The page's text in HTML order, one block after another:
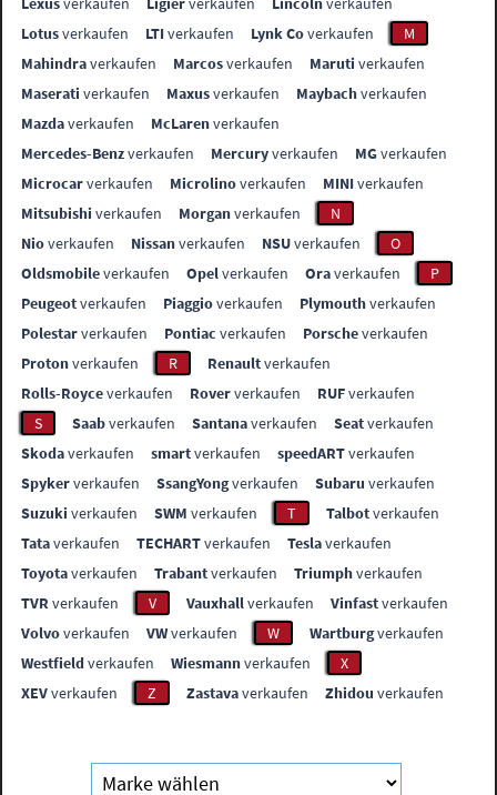
Lotusverkaufen LTIverkaufen Lynk Coverkaufen
M
Mahindraverkaufen Marcosverkaufen Maruti verkaufen
Maserati verkaufen Maxusverkaufen Maybachverkaufen
Mazdaverkaufen McLarenverkaufen
Mercedes-Benzverkaufen Mercuryverkaufen MGverkaufen
Microcarverkaufen Microlinoverkaufen MINIverkaufen
Mitsubishi verkaufen Morganverkaufen
N
Nioverkaufen Nissanverkaufen NSUverkaufen
O
Oldsmobileverkaufen Opelverkaufen Oraverkaufen
P
Peugeotverkaufen Piaggioverkaufen Plymouthverkaufen
Polestarverkaufen Pontiac verkaufen Porscheverkaufen
Protonverkaufen R Renaultverkaufen
Rolls-Royceverkaufen Roververkaufen RUFverkaufen
S
Saabverkaufen Santanaverkaufen Seatverkaufen
Skodaverkaufen smartverkaufen speedARTverkaufen
Spykerverkaufen SsangYongverkaufen Subaru verkaufen
Suzuki verkaufen SWM verkaufen T Talbotverkaufen
Tataverkaufen TECHARTverkaufen Teslaverkaufen
Toyotaverkaufen Trabantverkaufen Triumphverkaufen
TVR verkaufen V Vauxhallverkaufen Vinfastverkaufen
Volvoverkaufen VWverkaufen W Wartburgverkaufen
Westfieldverkaufen Wiesmannverkaufen
X
XEVverkaufen Z Zastavaverkaufen Zhidou verkaufen